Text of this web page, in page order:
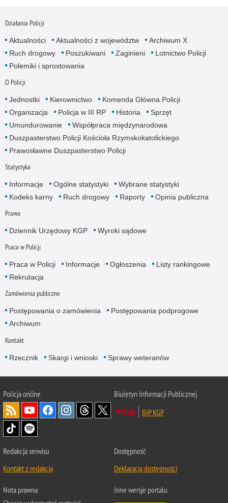
Działania Policji
Aktualności Aktualności z województw
Archiwum X
Ruch drogowy
Poszukiwani Zaginieni
Lotnictwo Policji
Polemiki i sprostowania
O Policji
Jednostki Kierownictwo
Komenda Główna Policji
Organizacja
Policja w III RP Historia
Sprzęt
Umundurowanie
Współpraca międzynarodowa
Duszpasterstwo Policji Kościoła Rzymskokatolickiego
Prawosławne Duszpasterstwo Policji
Statystyka
Informacje Ogólne statystyki
Wybrane statystyki
Kodeks karny
Ruch drogowy Raporty Opinia publiczna
Prawo
Dziennik Urzędowy KGP Wyroki sądowe
Praca w Policji
Praca w Policji Informacje Ogłoszenia
Listy rankingowe
Rekrutacja
Zamówienia publiczne
Postępowania o zamówienia
Postępowania podprogowe
Archiwum
Kontakt
Rzecznik Skargi i wnioski Sprawy weteranów
Policjaonline
Biuletyn Informacji Publicznej
BIP KGP
Redakcja serwisu
Kontakt z redakcją
Dostępność
Deklaracja dostępności
Nota prawna
Inne wersje portalu